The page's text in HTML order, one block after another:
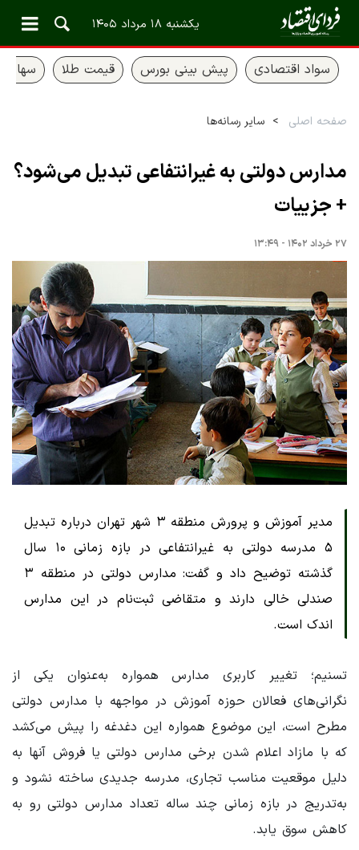
یکشنبه ۱۸ مرداد ۱۴۰۵
سواد اقتصادی پیش بینی بورس قیمت طلا سهام
صفحه اصلی سایر رسانه‌ها
مدارس دولتی به غیرانتفاعی تبدیل می‌شود؟
+ جزییات
۲۷ خرداد ۱۴۰۲ - ۱۳:۴۹
مدیر آموزش و پرورش منطقه ۳ شهر تهران درباره تبدیل
۵ مدرسه دولتی به غیرانتفاعی در بازه زمانی ۱۰ سال
گذشته توضیح داد و گفت: مدارس دولتی در منطقه ۳
صندلی خالی دارند و متقاضی ثبت‌نام در این مدارس
اندک است.
تسنیم؛ تغییر کاربری مدارس همواره به‌عنوان یکی از
نگرانی‌های فعالان حوزه آموزش در مواجهه با مدارس دولتی
مطرح است، این موضوع همواره این دغدغه را پیش می‌کشد
که با مازاد اعلام شدن برخی مدارس دولتی یا فروش آنها به
دلیل موقعیت مناسب تجاری، مدرسه جدیدی ساخته نشود و
به‌تدریج در بازه زمانی چند ساله تعداد مدارس دولتی رو به
کاهش سوق یابد.